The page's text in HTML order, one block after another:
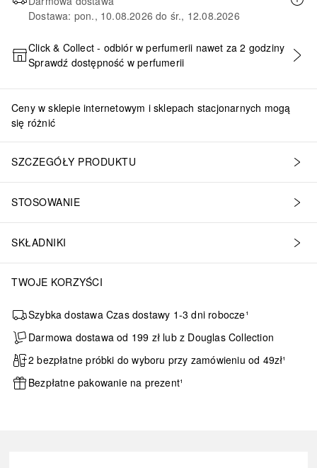
Dostawa: pon., 10.08.2026 do śr., 12.08.2026
DODAJ DO KOSZYKA
Click & Collect - odbiór w perfumerii nawet za 2 godziny
Sprawdź dostępność w perfumerii
Ceny w sklepie internetowym i sklepach stacjonarnych mogą
się różnić
SZCZEGÓŁY PRODUKTU
STOSOWANIE
SKŁADNIKI
TWOJE KORZYŚCI
Szybka dostawa Czas dostawy 1-3 dni robocze¹
Darmowa dostawa od 199 zł lub z Douglas Collection
2 bezpłatne próbki do wyboru przy zamówieniu od 49zł¹
Bezpłatne pakowanie na prezent¹